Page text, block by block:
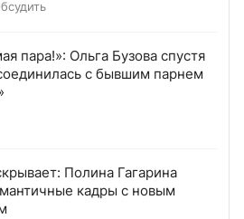
пара!»: Ольга Бузова спустя
с бывшим парнем
Полина Гагарина
кадры с новым